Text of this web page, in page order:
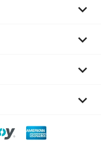



keyboard_arrow_down